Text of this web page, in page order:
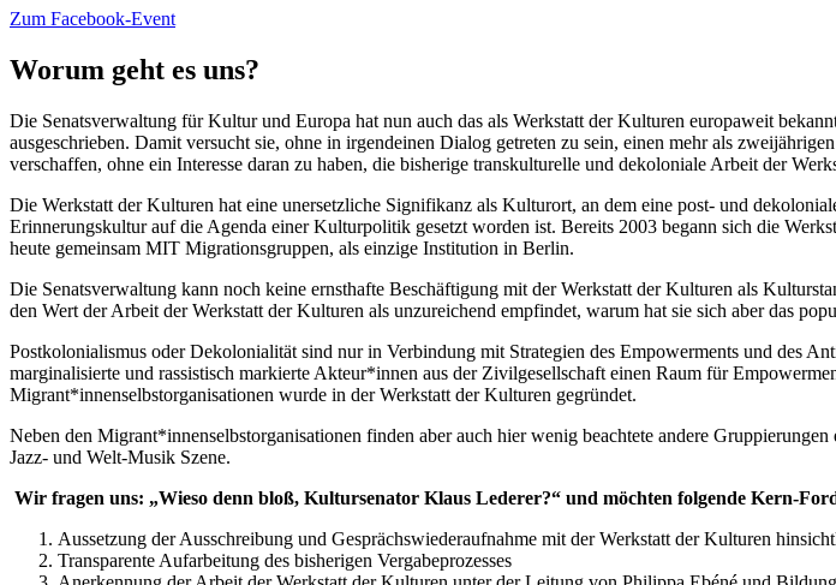
Zum Facebook-Event
Worum geht es uns?
Die Senatsverwaltung für Kultur und Europa hat nun auch das als Werkstatt der Kulturen europaweit
ausgeschrieben. Damit versucht sie, ohne in irgendeinen Dialog getreten zu sein, einen mehr als
verschaffen, ohne ein Interesse daran zu haben, die bisherige transkulturelle und dekoloniale Arbeit der
Die Werkstatt der Kulturen hat eine unersetzliche Signifikanz als Kulturort, an dem eine post- und
Erinnerungskultur auf die Agenda einer Kulturpolitik gesetzt worden ist. Bereits 2003 begann sich die
heute gemeinsam MIT Migrationsgruppen, als einzige Institution in Berlin.
Die Senatsverwaltung kann noch keine ernsthafte Beschäftigung mit der Werkstatt der Kulturen als
den Wert der Arbeit der Werkstatt der Kulturen als unzureichend empfindet, warum hat sie sich aber das
Postkolonialismus oder Dekolonialität sind nur in Verbindung mit Strategien des Empowerments und des
marginalisierte und rassistisch markierte Akteur*innen aus der Zivilgesellschaft einen Raum für
Migrant*innenselbstorganisationen wurde in der Werkstatt der Kulturen gegründet.
Neben den Migrant*innenselbstorganisationen finden aber auch hier wenig beachtete andere
Jazz- und Welt-Musik Szene.
Wir fragen uns: „Wieso denn bloß, Kultursenator Klaus Lederer?“ und möchten folgende Kern-
Aussetzung der Ausschreibung und Gesprächswiederaufnahme mit der Werkstatt der Kulturen
Transparente Aufarbeitung des bisherigen Vergabeprozesses